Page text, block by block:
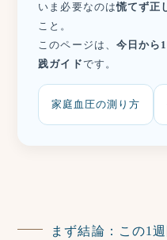
いま必要なのは慌てず正
こと。
このページは、 今日から
践ガイドです。
家庭血圧の測り方
まず結論：この1